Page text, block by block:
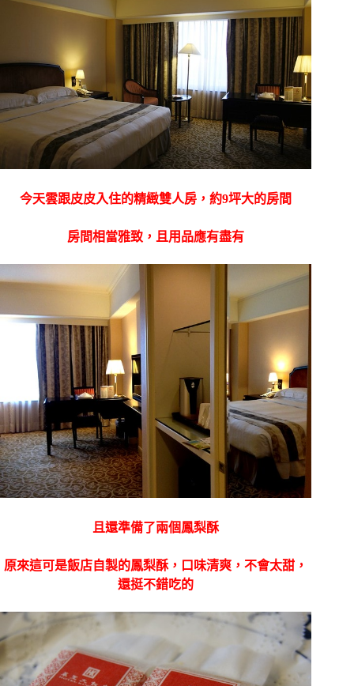
今天雲跟皮皮入住的精緻雙人房，約9坪大的房間
房間相當雅致，且用品應有盡有
且還準備了兩個鳳梨酥
原來這可是飯店自製的鳳梨酥，口味清爽，不會太甜，
還挺不錯吃的